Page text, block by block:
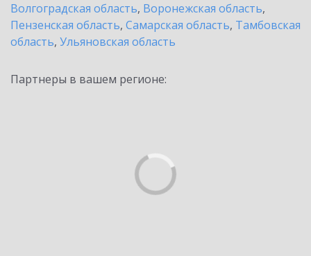
Волгоградская область, Воронежская область,
Пензенская область, Самарская область, Тамбовская
область, Ульяновская область
Партнеры в вашем регионе: